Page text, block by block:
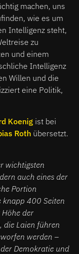
machen, uns
wie es um
Intelligenz steht,
zu
und einem
Intelligenz
Willen und die
eine Politik,
Koenig ist bei
Roth übersetzt.
wichtigsten
auch eines der
Portion
knapp 400 Seiten
der
die Laien führen
werden –
Demokratie und